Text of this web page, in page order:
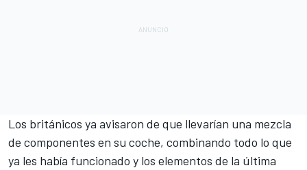
Los británicos ya avisaron de que llevarían una mezcla
de componentes en su coche, combinando todo lo que
ya les había funcionado y los elementos de la última